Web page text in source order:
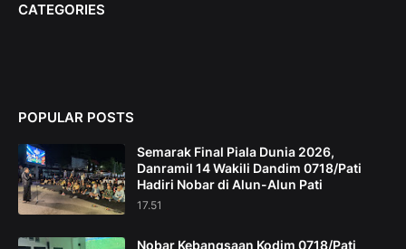
CATEGORIES
POPULAR POSTS
Semarak Final Piala Dunia 2026,
Danramil 14 Wakili Dandim 0718/Pati
Hadiri Nobar di Alun-Alun Pati
17.51
Nobar Kebangsaan Kodim 0718/Pati